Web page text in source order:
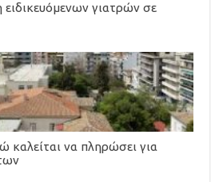
γιατρών σε
να πληρώσει για